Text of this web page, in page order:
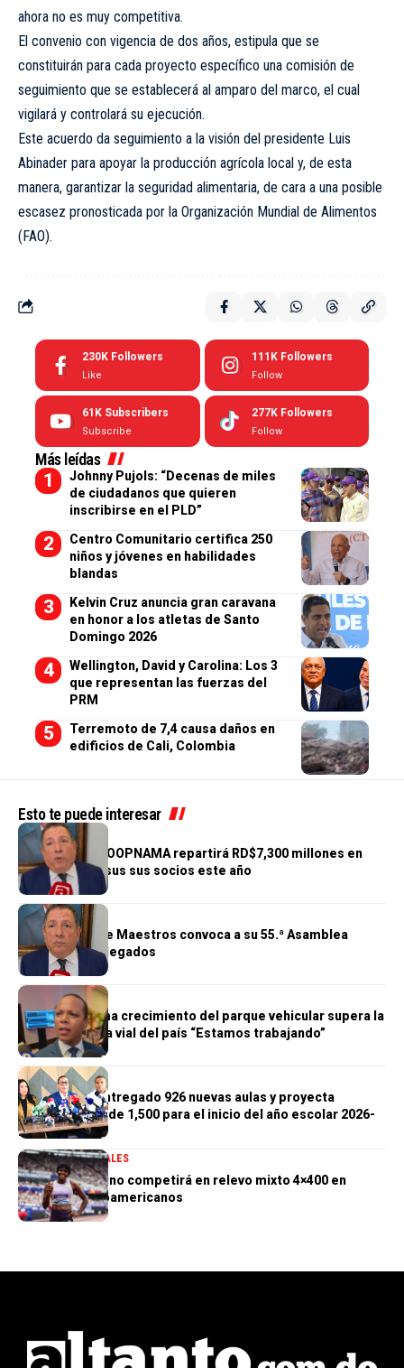
ahora no es muy competitiva.
El convenio con vigencia de dos años, estipula que se
constituirán para cada proyecto específico una comisión de
seguimiento que se establecerá al amparo del marco, el cual
vigilará y controlará su ejecución.
Este acuerdo da seguimiento a la visión del presidente Luis
Abinader para apoyar la producción agrícola local y, de esta
manera, garantizar la seguridad alimentaria, de cara a una posible
escasez pronosticada por la Organización Mundial de Alimentos
(FAO).
230K Followers
Like
111K Followers
Follow
61K Subscribers
Subscribe
277K Followers
Follow
Más leídas
Johnny Pujols: “Decenas de miles
de ciudadanos que quieren
inscribirse en el PLD”
Centro Comunitario certifica 250
niños y jóvenes en habilidades
blandas
Kelvin Cruz anuncia gran caravana
en honor a los atletas de Santo
Domingo 2026
Wellington, David y Carolina: Los 3
que representan las fuerzas del
PRM
Terremoto de 7,4 causa daños en
edificios de Cali, Colombia
Esto te puede interesar
GENERALES
Cooperativa COOPNAMA repartirá RD$7,300 millones en
excedentes a sus sus socios este año
GENERALES
Cooperativa de Maestros convoca a su 55.ª Asamblea
General de Delegados
GENERALES
Morrison afirma crecimiento del parque vehicular supera la
infraestructura vial del país “Estamos trabajando”
GENERALES
Gobierno ha entregado 926 nuevas aulas y proyecta
alcanzar meta de 1,500 para el inicio del año escolar 2026-
2027
DEPORTESGENERALES
Marileidy Paulino competirá en relevo mixto 4×400 en
Juegos Centroamericanos